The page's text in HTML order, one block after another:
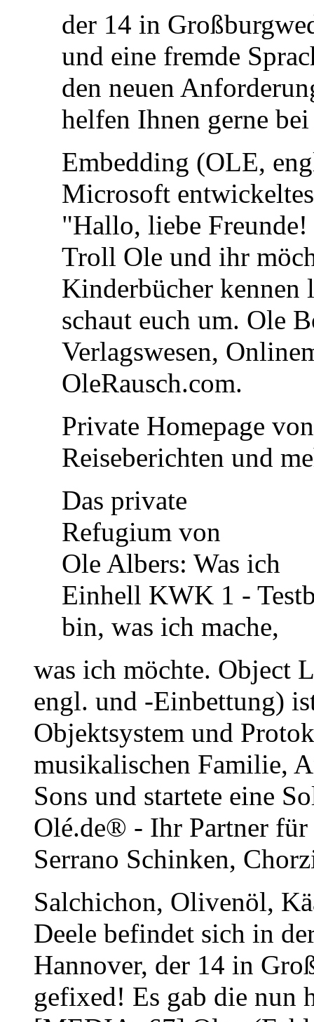
der 14 in
und eine fremde
den neuen
helfen Ihnen gerne
Embedding (OLE,
Microsoft
"Hallo, liebe
Troll Ole und ihr
Kinderbücher kennen
schaut euch um. Ole
Verlagswesen,
OleRausch.com.
Private Homepage
Reiseberichten und
Das private
Refugium von
Ole Albers: Was ich
Einhell KWK 1 -
bin, was ich mache,
was ich möchte. Object
engl. und -Einbettung)
Objektsystem und
musikalischen Familie,
Sons und startete eine
Olé.de® - Ihr Partner für
Serrano Schinken,
Salchichon, Olivenöl,
Deele befindet sich in
Hannover, der 14 in
gefixed! Es gab die nun